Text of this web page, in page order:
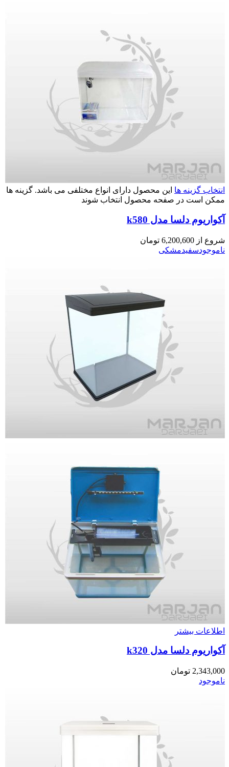
انتخاب گزینه ها این محصول دارای انواع مختلفی می باشد. گزینه ها
ممکن است در صفحه محصول انتخاب شوند
آکواریوم دلسا مدل k580
شروع از 6,200,600 تومان
ناموجودسفیدمشکی
اطلاعات بیشتر
آکواریوم دلسا مدل k320
2,343,000 تومان
ناموجود